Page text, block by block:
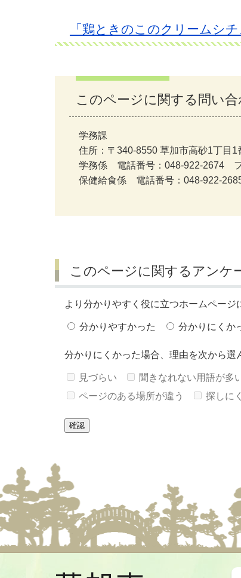
「鶏ときのこのクリームシ
このページに関する問い
学務課
住所：〒340-8550 草加市高砂1丁目1
学務係 電話番号：048-922-2674
保健給食係 電話番号：048-922-
このページに関するアンケ
より分かりやすく役に立つホームページ
分かりやすかった 分かりにくか
分かりにくかった場合、理由を次から選
見づらい 聞きなれない用語が多
ページのある場所が違う
探しに